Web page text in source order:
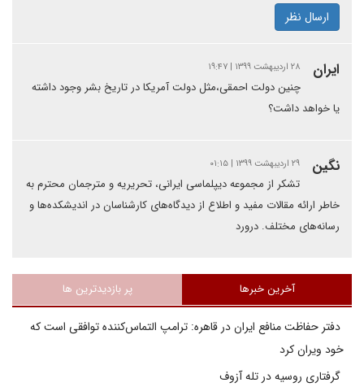
ارسال نظر
ایران ۲۸ اردیبهشت ۱۳۹۹ | ۱۹:۴۷
چنین دولت احمقی،مثل دولت آمریکا در تاریخ بشر وجود داشته
یا خواهد داشت؟
نگین ۲۹ اردیبهشت ۱۳۹۹ | ۰۱:۱۵
تشکر از مجموعه دیپلماسی ایرانی، تحریریه و مترجمان محترم به
خاطر ارائه مقالات مفید و اطلاع از دیدگاه‌های کارشناسان در اندیشکده‌ها و
رسانه‌های مختلف. درورد
آخرین خبرها پر بازدیدترین ها
دفتر حفاظت منافع ایران در قاهره: ترامپ التماس‌کننده توافقی است که
خود ویران کرد
گرفتاری روسیه در تله آزوف